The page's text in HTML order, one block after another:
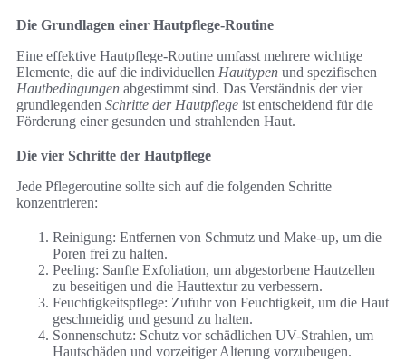
Die Grundlagen einer Hautpflege-Routine
Eine effektive Hautpflege-Routine umfasst mehrere wichtige
Elemente, die auf die individuellen Hauttypen und spezifischen
Hautbedingungen abgestimmt sind. Das Verständnis der vier
grundlegenden Schritte der Hautpflege ist entscheidend für die
Förderung einer gesunden und strahlenden Haut.
Die vier Schritte der Hautpflege
Jede Pflegeroutine sollte sich auf die folgenden Schritte
konzentrieren:
Reinigung: Entfernen von Schmutz und Make-up, um die
Poren frei zu halten.
Peeling: Sanfte Exfoliation, um abgestorbene Hautzellen
zu beseitigen und die Hauttextur zu verbessern.
Feuchtigkeitspflege: Zufuhr von Feuchtigkeit, um die Haut
geschmeidig und gesund zu halten.
Sonnenschutz: Schutz vor schädlichen UV-Strahlen, um
Hautschäden und vorzeitiger Alterung vorzubeugen.